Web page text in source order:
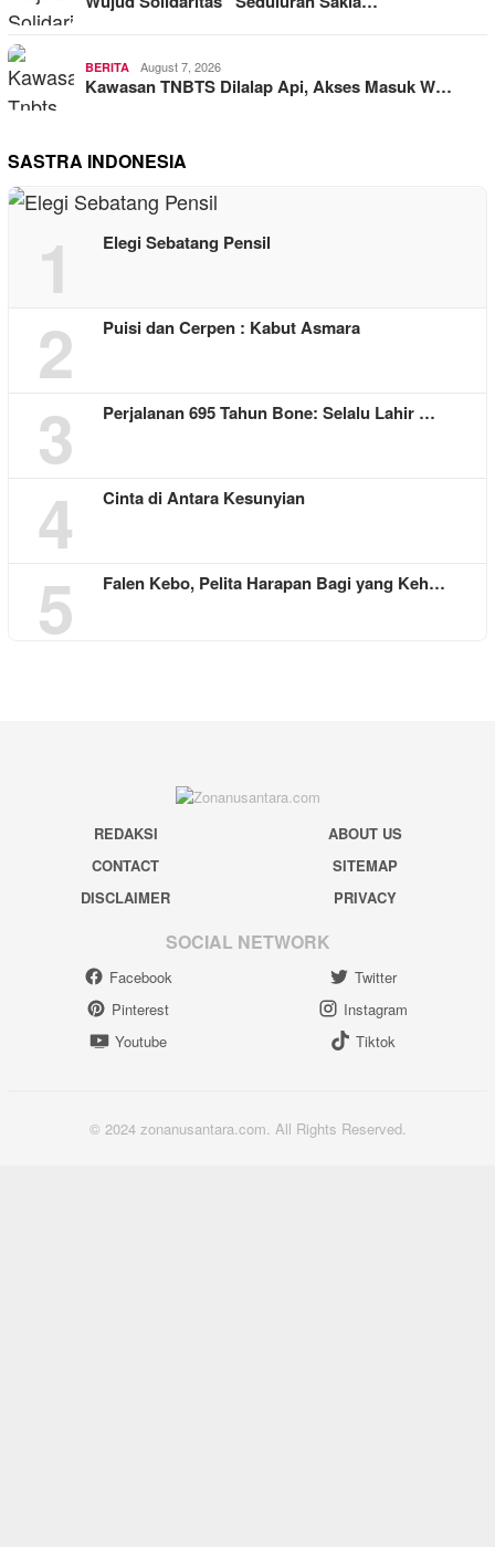
BERITA August 7, 2026
Kawasan TNBTS Dilalap Api, Akses Masuk W…
SASTRA INDONESIA
1 Elegi Sebatang Pensil
2 Puisi dan Cerpen : Kabut Asmara
3 Perjalanan 695 Tahun Bone: Selalu Lahir …
4 Cinta di Antara Kesunyian
5 Falen Kebo, Pelita Harapan Bagi yang Keh…
REDAKSI
ABOUT US
CONTACT
SITEMAP
DISCLAIMER
PRIVACY
SOCIAL NETWORK
Facebook
Twitter
Pinterest
Instagram
Youtube
Tiktok
© 2024 zonanusantara.com. All Rights Reserved.